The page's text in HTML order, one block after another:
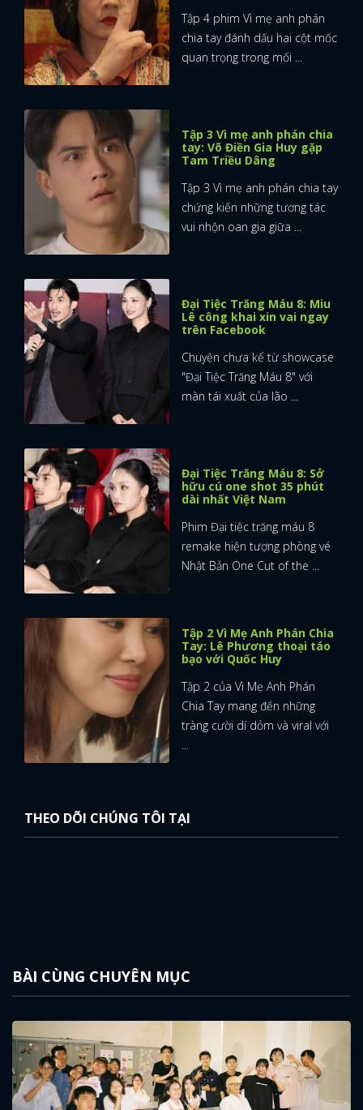
Tập 4 phim Vì mẹ anh phán
chia tay đánh dấu hai cột mốc
quan trọng trong mối ...
Tập 3 Vì mẹ anh phán chia
tay: Võ Điền Gia Huy gặp
Tam Triều Dâng
Tập 3 Vì mẹ anh phán chia tay
chứng kiến những tương tác
vui nhộn oan gia giữa ...
Đại Tiệc Trăng Máu 8: Miu
Lê công khai xin vai ngay
trên Facebook
Chuyện chưa kể từ showcase
"Đại Tiệc Trăng Máu 8" với
màn tái xuất của lão ...
Đại Tiệc Trăng Máu 8: Sở
hữu cú one shot 35 phút
dài nhất Việt Nam
Phim Đại tiệc trăng máu 8
remake hiện tượng phòng vé
Nhật Bản One Cut of the ...
Tập 2 Vì Mẹ Anh Phán Chia
Tay: Lê Phương thoại táo
bạo với Quốc Huy
Tập 2 của Vì Mẹ Anh Phán
Chia Tay mang đến những
tràng cười dí dỏm và viral với
...
THEO DÕI CHÚNG TÔI TẠI
BÀI CÙNG CHUYÊN MỤC